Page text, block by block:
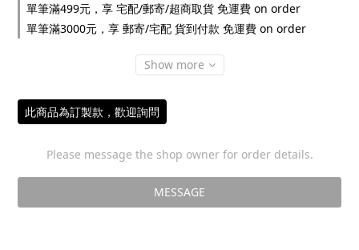
單筆滿499元，享 宅配/郵寄/超商取貨 免運費 on order
單筆滿3000元，享 郵寄/宅配 貨到付款 免運費 on order
Show more
此商品為訂製款，歡迎詢問
Please message the shop owner for order details.
MESSAGE